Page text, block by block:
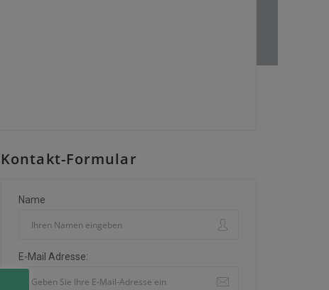
Kontakt-Formular
Name
E-Mail Adresse: